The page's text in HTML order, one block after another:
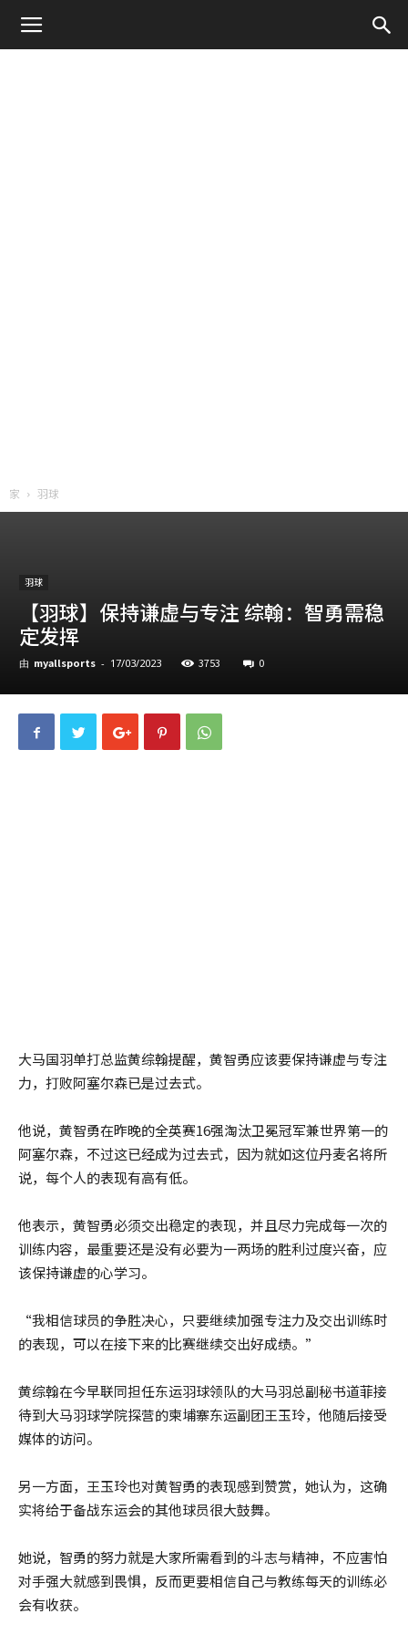
家 羽球
羽球
【羽球】保持谦虚与专注 综翰：智勇需稳
定发挥
由 myallsports - 17/03/2023 3753 0
大马国羽单打总监黄综翰提醒，黄智勇应该要保持谦虚与专注
力，打败阿塞尔森已是过去式。
他说，黄智勇在昨晚的全英赛16强淘汰卫冕冠军兼世界第一的
阿塞尔森，不过这已经成为过去式，因为就如这位丹麦名将所
说，每个人的表现有高有低。
他表示，黄智勇必须交出稳定的表现，并且尽力完成每一次的
训练内容，最重要还是没有必要为一两场的胜利过度兴奋，应
该保持谦虚的心学习。
“我相信球员的争胜决心，只要继续加强专注力及交出训练时
的表现，可以在接下来的比赛继续交出好成绩。”
黄综翰在今早联同担任东运羽球领队的大马羽总副秘书道菲接
待到大马羽球学院探营的柬埔寨东运副团王玉玲，他随后接受
媒体的访问。
另一方面，王玉玲也对黄智勇的表现感到赞赏，她认为，这确
实将给于备战东运会的其他球员很大鼓舞。
她说，智勇的努力就是大家所需看到的斗志与精神，不应害怕
对手强大就感到畏惧，反而更要相信自己与教练每天的训练必
会有收获。